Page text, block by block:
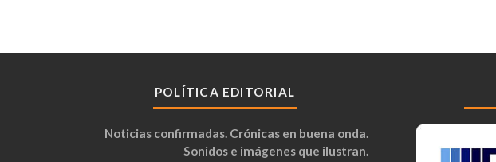
POLÍTICA EDITORIAL
Noticias confirmadas. Crónicas en buena onda.
Sonidos e imágenes que ilustran.